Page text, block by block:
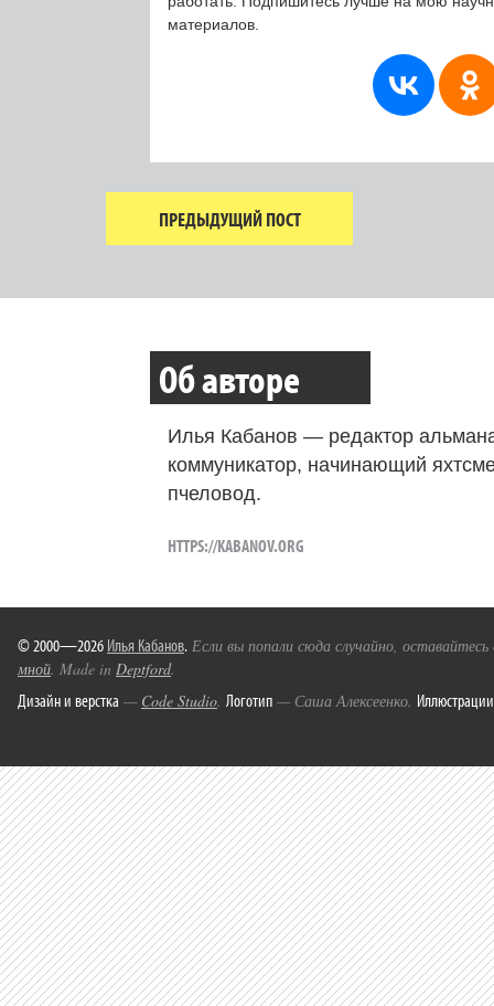
материалов.
ПРЕДЫДУЩИЙ ПОСТ
Об авторе
Илья Кабанов — редактор
коммуникатор, начинающий
пчеловод.
HTTPS://KABANOV.ORG
© 2000—2026 Илья Кабанов. Если вы попали сюда случайно,
мной. Made in Deptford.
Дизайн и верстка — Code Studio. Логотип — Саша Алексеенко. Иллюстрации